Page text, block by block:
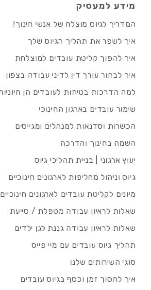
מידע למעסיק
המדריך לגיוס מוצלח של אנשי חינוך!
איך לשפר את תהליך הגיוס שלך
איך להפוך קליטת עובדים למוצלחת
איך לבחור עורך דין לדיני עבודה בצפון
למה הדרכות בטיחות לעובדים הן
שימור עובדים בארגון החינוכי
הכשרות וסדנאות למנהלים ומגייסים
השמה בחינוך והדרכה
יעוץ ארגוני | בניית תהליכי גיוס
גיוס וניהול מחליפות לארגונים חינוכיים
מיונים לקליטת עובדים לארגונים חינוכיים
שאלות לראיון עבודה מטפלת / סייעת
שאלות לראיון עבודה גננת לגן ילדים
תהליך גיוס עובדים עם מיי פייס
סוגי השירותים שלנו
איך לחסוך זמן וכסף בגיוס עובדים